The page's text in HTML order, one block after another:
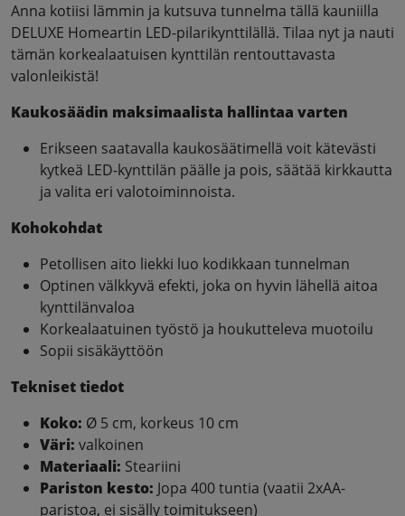
Anna kotiisi lämmin ja kutsuva tunnelma tällä kauniilla
DELUXE Homeartin LED-pilarikynttilällä. Tilaa nyt ja nauti
tämän korkealaatuisen kynttilän rentouttavasta
valonleikistä!
Kaukosäädin maksimaalista hallintaa varten
Erikseen saatavalla kaukosäätimellä voit kätevästi
kytkeä LED-kynttilän päälle ja pois, säätää kirkkautta
ja valita eri valotoiminnoista.
Kohokohdat
Petollisen aito liekki luo kodikkaan tunnelman
Optinen välkkyvä efekti, joka on hyvin lähellä aitoa
kynttilänvaloa
Korkealaatuinen työstö ja houkutteleva muotoilu
Sopii sisäkäyttöön
Tekniset tiedot
Koko: Ø 5 cm, korkeus 10 cm
Väri: valkoinen
Materiaali: Steariini
Pariston kesto: Jopa 400 tuntia (vaatii 2xAA-
paristoa, ei sisälly toimitukseen)